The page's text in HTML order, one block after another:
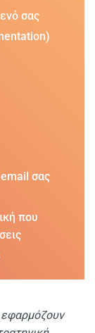
σας
email σας
που
εφαρμόζουν